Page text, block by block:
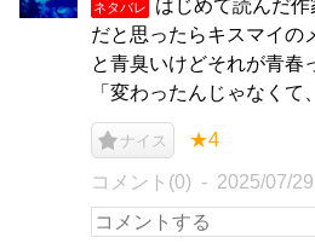
ネタバレ
はじめて読んだ
だと思ったらキスマイの
と青臭いけどそれが青春
「変わったんじゃなくて
ナイス ★4
コメント(0) 2025/07/29